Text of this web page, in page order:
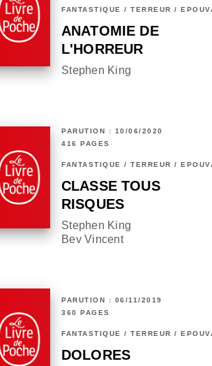
FANTASTIQUE / TERREUR /
ANATOMIE DE
L'HORREUR
Stephen King
PARUTION : 10/06/2020
416 PAGES
FANTASTIQUE / TERREUR /
CLASSE TOUS
RISQUES
Stephen King
Bev Vincent
PARUTION : 06/11/2019
360 PAGES
FANTASTIQUE / TERREUR /
DOLORES